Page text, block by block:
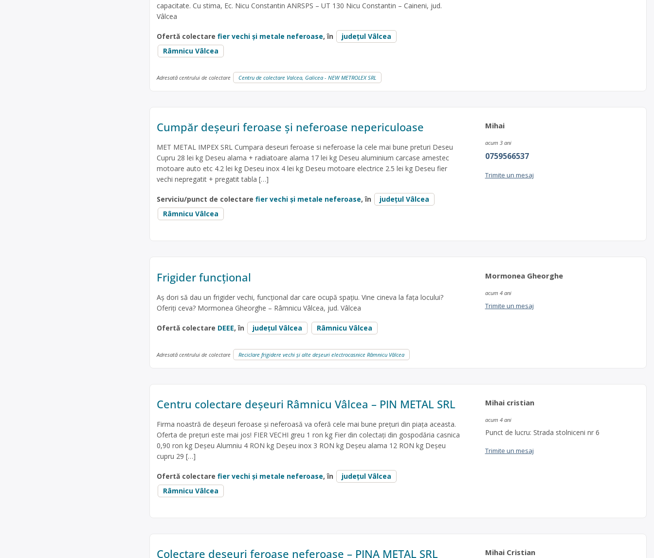
capacitate. Cu stima, Ec. Nicu Constantin ANRSPS – UT 130 Nicu Constantin – Caineni, jud.
Vâlcea
Ofertă colectare fier vechi și metale neferoase, în
județul Vâlcea
Râmnicu Vâlcea
Adresată centrului de colectare Centru de colectare Valcea, Galicea - NEW METROLEX SRL
Cumpăr deșeuri feroase și neferoase nepericuloase
MET METAL IMPEX SRL Cumpara deseuri feroase si neferoase la cele mai bune preturi Deseu
Cupru 28 lei kg Deseu alama + radiatoare alama 17 lei kg Deseu aluminium carcase amestec
motoare auto etc 4.2 lei kg Deseu inox 4 lei kg Deseu motoare electrice 2.5 lei kg Deseu fier
vechi nepregatit + pregatit tabla […]
Serviciu/punct de colectare fier vechi și metale neferoase, în
județul Vâlcea
Râmnicu Vâlcea
Mihai
acum 3 ani
0759566537
Trimite un mesaj
Frigider funcțional
Aș dori să dau un frigider vechi, funcțional dar care ocupă spațiu. Vine cineva la fața locului?
Oferiți ceva? Mormonea Gheorghe – Râmnicu Vâlcea, jud. Vâlcea
Ofertă colectare DEEE, în județul Vâlcea Râmnicu Vâlcea
Mormonea Gheorghe
acum 4 ani
Trimite un mesaj
Adresată centrului de colectare Reciclare frigidere vechi și alte deșeuri electrocasnice Râmnicu Vâlcea
Centru colectare deșeuri Râmnicu Vâlcea – PIN METAL SRL
Firma noastră de deșeuri feroase și neferoasă va oferă cele mai bune prețuri din piața aceasta.
Oferta de prețuri este mai jos! FIER VECHI greu 1 ron kg Fier din colectați din gospodăria casnica
0,90 ron kg Deșeu Alumniu 4 RON kg Deșeu inox 3 RON kg Deșeu alama 12 RON kg Deșeu
cupru 29 […]
Ofertă colectare fier vechi și metale neferoase, în
județul Vâlcea
Râmnicu Vâlcea
Mihai cristian
acum 4 ani
Punct de lucru: Strada stolniceni nr 6
Trimite un mesaj
Colectare deșeuri feroase neferoase – PINA METAL SRL Mihai Cristian